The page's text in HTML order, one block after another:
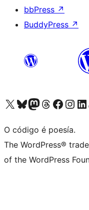
bbPress ↗
BuddyPress ↗
Visita la cuenta de X (anteriormente Twitter)
Visita a nosa conta de Bluesky
Visita a nosa conta de Mastodon
Visita a nosa conta de Threads
Visita a nosa páxina
Visita aVisita
O código é poesía.
The WordPress®
of the WordPress